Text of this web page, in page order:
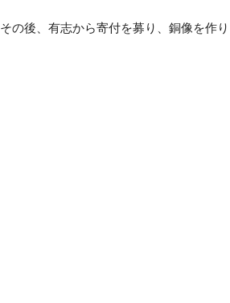
の後、有志から寄付を募り、銅像を作り